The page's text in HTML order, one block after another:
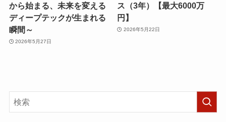
から始まる、未来を変える
ディープテックが生まれる
瞬間～
2026年5月27日
ス（3年）【最大6000万
円】
2026年5月22日